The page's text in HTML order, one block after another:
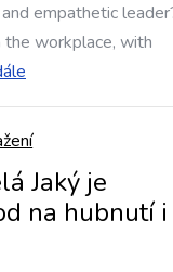
empathetic
workplace, with
Jaký je
na hubnutí i